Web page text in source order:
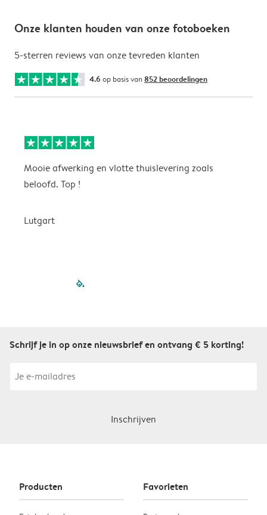
Onze klanten houden van onze fotoboeken
5-sterren reviews van onze tevreden klanten
4.6 op basis van 852 beoordelingen
Mooie afwerking en vlotte thuislevering zoals
beloofd. Top !
Lutgart
filled-pagination
Schrijf je in op onze nieuwsbrief en ontvang € 5 korting!
Inschrijven
Producten Favorieten